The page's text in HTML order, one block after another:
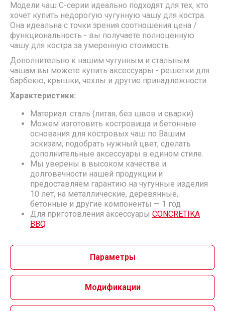
Модели чаш С-серии идеально подходят для тех, кто
хочет купить недорогую чугунную чашу для костра.
Она идеальна с точки зрения соотношения цена /
функциональность - вы получаете полноценную
чашу для костра за умеренную стоимость.
Дополнительно к нашим чугунным и стальным
чашам вы можете купить аксессуары - решетки для
барбекю, крышки, чехлы и другие принадлежности.
Характеристики:
Материал: сталь (литая, без швов и сварки)
Можем изготовить костровища и бетонные
основания для костровых чаш по Вашим
эскизам, подобрать нужный цвет, сделать
дополнительные аксессуары в едином стиле.
Мы уверены в высоком качестве и
долговечности нашей продукции и
предоставляем гарантию на чугунные изделия
10 лет, на металлические, деревянные,
бетонные и другие компоненты — 1 год
Для приготовления аксессуары СONCRETIKA
BBQ
Параметры
Модификации